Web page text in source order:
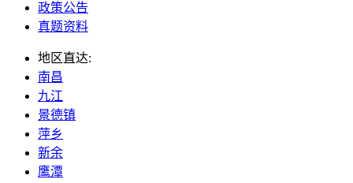
政策公告
真题资料
地区直达:
南昌
九江
景德镇
萍乡
新余
鹰潭